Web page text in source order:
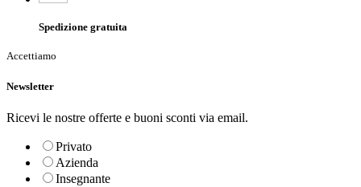
Spedizione gratuita
Accettiamo
Newsletter
Ricevi le nostre offerte e buoni sconti via email.
Privato
Azienda
Insegnante